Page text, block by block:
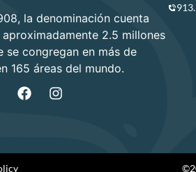
la denominación cuenta
2.5 millones
se congregan en más de
165 áreas del mundo.